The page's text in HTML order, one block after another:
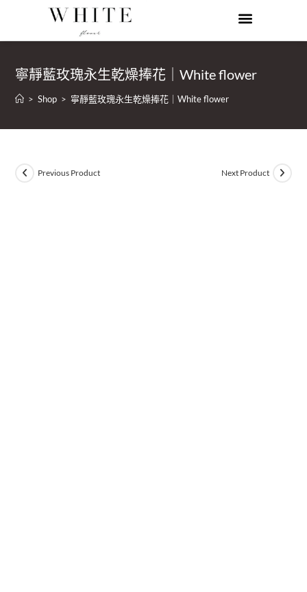
寧靜藍玫瑰永生乾燥捧花｜White flower
> Shop > 寧靜藍玫瑰永生乾燥捧花｜White flower
Previous Product Next Product